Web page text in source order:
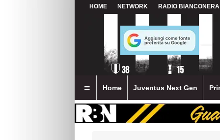
HOME NETWORK RADIO BIANCONERA
Home Juventus Next Gen